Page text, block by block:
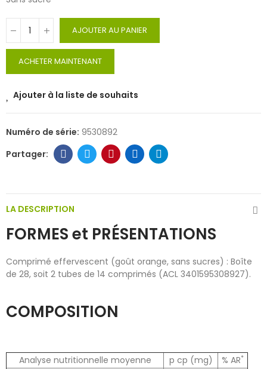
AJOUTER AU PANIER
ACHETER MAINTENANT
Ajouter à la liste de souhaits
Numéro de série: 9530892
LA DESCRIPTION
FORMES et PRÉSENTATIONS
Comprimé effervescent (goût orange, sans sucres) : Boîte
de 28, soit 2 tubes de 14 comprimés (ACL 3401595308927).
COMPOSITION
Analyse nutritionnelle moyenne p cp (mg) % AR*